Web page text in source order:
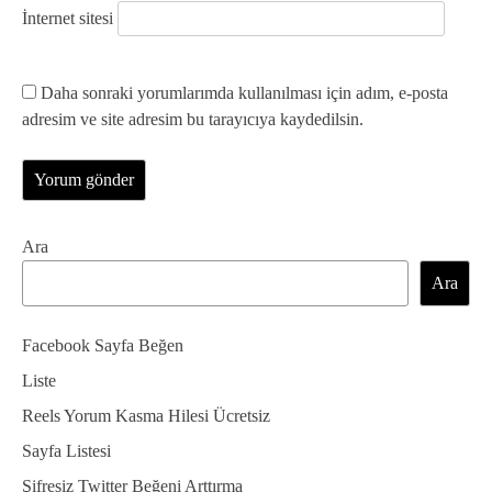
İnternet sitesi
Daha sonraki yorumlarımda kullanılması için adım, e-posta
adresim ve site adresim bu tarayıcıya kaydedilsin.
Ara
Ara
Facebook Sayfa Beğen
Liste
Reels Yorum Kasma Hilesi Ücretsiz
Sayfa Listesi
Şifresiz Twitter Beğeni Arttırma